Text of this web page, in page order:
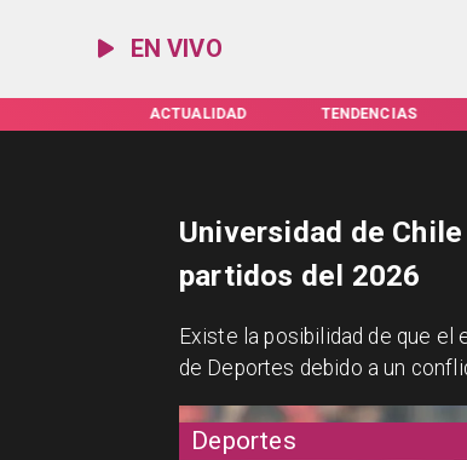
EN VIVO
ACTUALIDAD TENDENCIAS
Deportes
Universidad de
partidos del 2026
Existe la posibilidad de que el
de Deportes debido a un